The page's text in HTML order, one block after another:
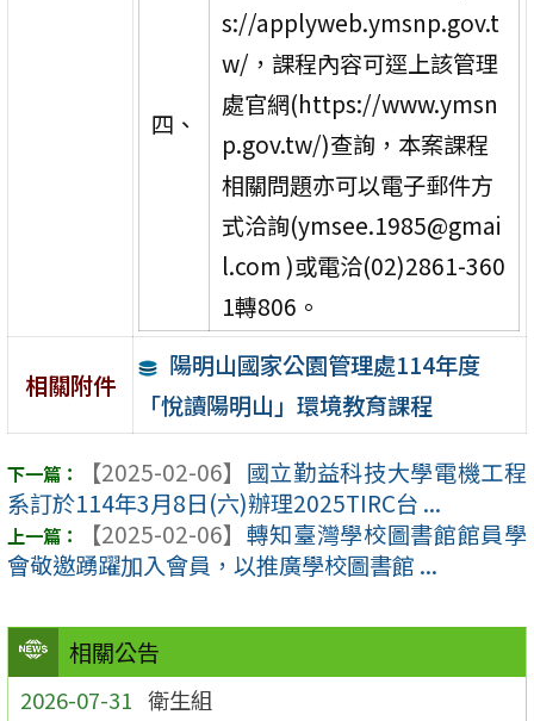
相關公告
2026-07-31 衛生組
四、
s://applyweb.ymsnp.gov.t
w/，課程內容可逕上該管理
處官網(https://www.ymsn
p.gov.tw/)查詢，本案課程
相關問題亦可以電子郵件方
式洽詢(ymsee.1985@gmai
l.com )或電洽(02)2861-360
1轉806。
相關附件
陽明山國家公園管理處114年度
「悅讀陽明山」環境教育課程
【2025-02-06】 國立勤益科技大學電機工程
系訂於114年3月8日(六)辦理2025TIRC台 ...
【2025-02-06】 轉知臺灣學校圖書館館員學
會敬邀踴躍加入會員，以推廣學校圖書館 ...